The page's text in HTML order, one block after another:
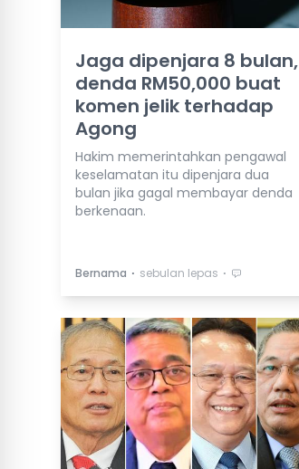
Jaga dipenjara 8 bulan,
denda RM50,000 buat
komen jelik terhadap
Agong
Hakim memerintahkan pengawal
keselamatan itu dipenjara dua
bulan jika gagal membayar denda
berkenaan.
Bernama ⋅ sebulan lepas ⋅